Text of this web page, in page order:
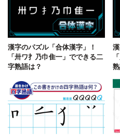
漢字のパズル「合体漢字」！
「卅ワ扌乃巾隹一」でできる二
字熟語は？